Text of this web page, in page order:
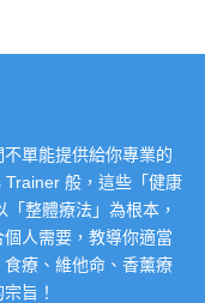
不單能提供給你專業的
Trainer 般，這些「健康
整體療法」為根本，
人需要，教導你適當
療、維他命、香薰療
旨！